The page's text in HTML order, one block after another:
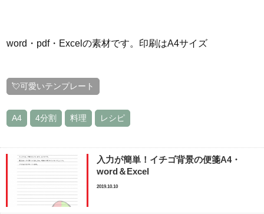
word・pdf・Excelの素材です。印刷はA4サイズ
💘可愛いテンプレート
A4 4分割 料理 レシピ
入力が簡単！イチゴ背景の便箋A4・
word＆Excel
2019.10.10